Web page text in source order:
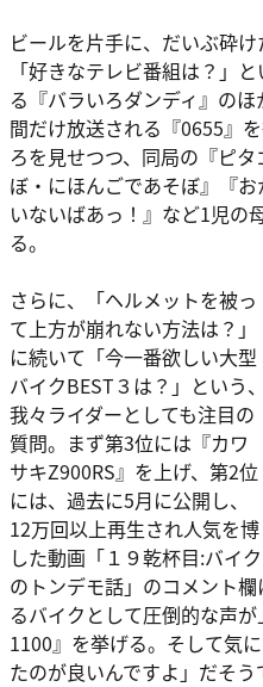
ビールを片手に、だいぶ砕け
「好きなテレビ番組は？」
る『バラいろダンディ』の
間だけ放送される『0655』
ろを見せつつ、同局の『ピ
ぼ・にほんごであそぼ』『
いないばあっ！』など1児の
る。
さらに、「ヘルメットを被っ
て上方が崩れない方法は？」
に続いて「今一番欲しい大型
バイクBEST３は？」という、
我々ライダーとしても注目の
質問。まず第3位には『カワ
サキZ900RS』を上げ、第2位
には、過去に5月に公開し、
12万回以上再生され人気を博
した動画「１９乾杯目:バイク
のトンデモ話」のコメント
るバイクとして圧倒的な声
1100』を挙げる。そして気
たのが良いんですよ」だそう